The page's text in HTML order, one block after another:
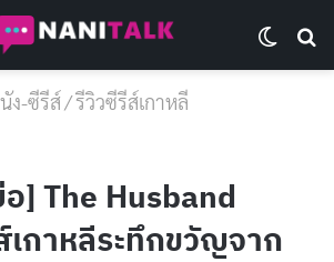
ง-ซีรีส์/รีวิวซีรีส์เกาหลี
อ] The Husband
เกาหลีระทึกขวัญจาก